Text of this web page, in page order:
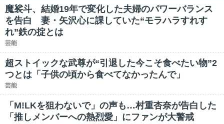
魔裟斗、結婚19年で変化した夫婦のパワーバランス
を告白 妻・矢沢心に課していた“モラハラすれす
れ”鉄の掟とは
芸能
超ストイックな武尊が“引退した今こそ食べたい物”2
つとは「子供の頃から食べてなかったんで」
芸能
「M!LKを狙わないで」の声も…村重杏奈が告白した
「推しメンバーへの熱烈愛」にファンが大警戒